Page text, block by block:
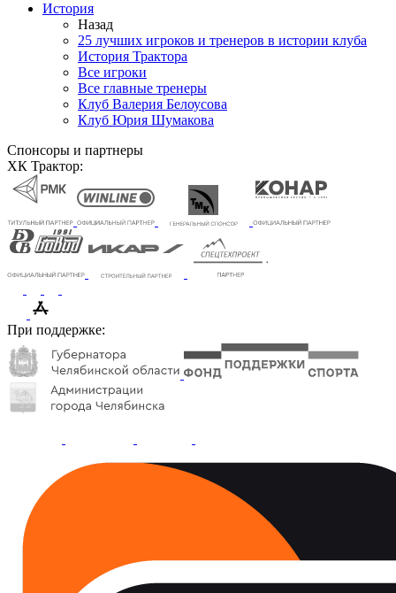
История
Назад
25 лучших игроков и тренеров в истории клуба
История Трактора
Все игроки
Все главные тренеры
Клуб Валерия Белоусова
Клуб Юрия Шумакова
Спонсоры и партнеры
ХК Трактор:
При поддержке: